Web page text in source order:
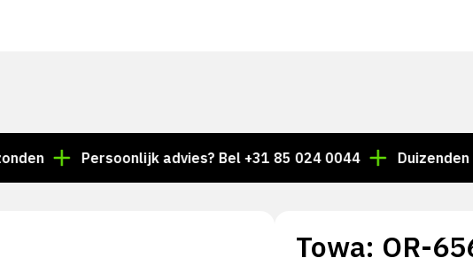
Persoonlijk advies? Bel +31 85 024 0044 Duizenden
Towa: OR-